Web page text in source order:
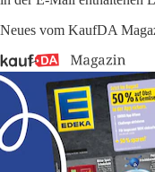
Neues vom KaufDA